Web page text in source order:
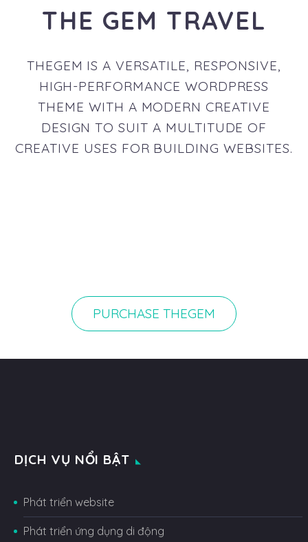
THE GEM TRAVEL
THEGEM IS A VERSATILE, RESPONSIVE,
HIGH-PERFORMANCE WORDPRESS
THEME WITH A MODERN CREATIVE
DESIGN TO SUIT A MULTITUDE OF
CREATIVE USES FOR BUILDING WEBSITES.
PURCHASE THEGEM
DỊCH VỤ NỔI BẬT
Phát triển website
Phát triển ứng dụng di động